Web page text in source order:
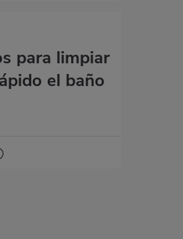
para limpiar
el baño